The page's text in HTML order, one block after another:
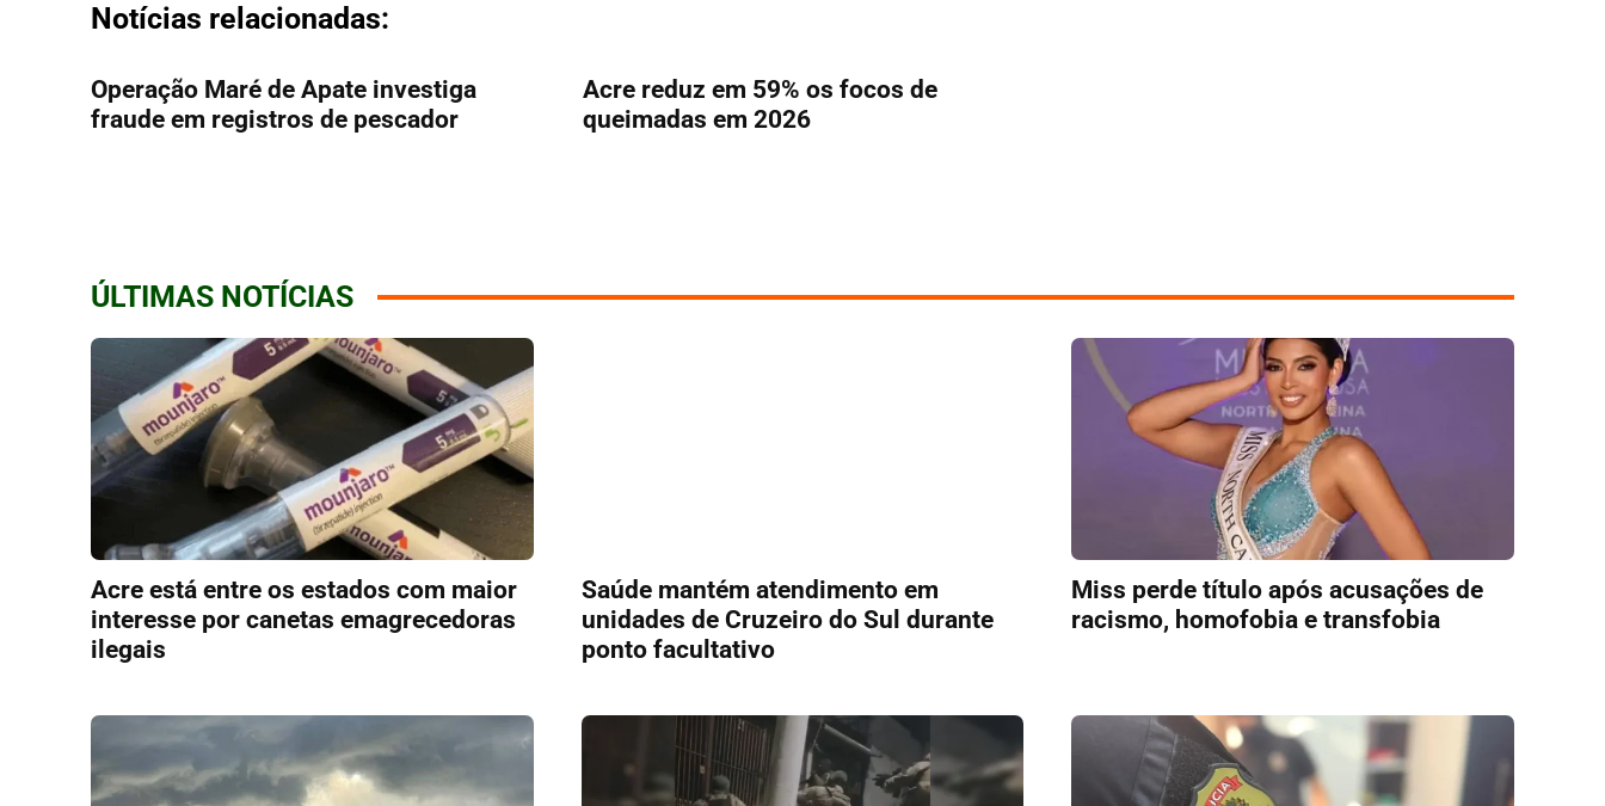
Notícias relacionadas:
Operação Maré de Apate investiga
fraude em registros de pescador
Acre reduz em 59% os focos de
queimadas em 2026
ÚLTIMAS NOTÍCIAS
Acre está entre os estados com maior
interesse por canetas emagrecedoras
ilegais
Saúde mantém atendimento em
unidades de Cruzeiro do Sul durante
ponto facultativo
Miss perde título após acusações de
racismo, homofobia e transfobia